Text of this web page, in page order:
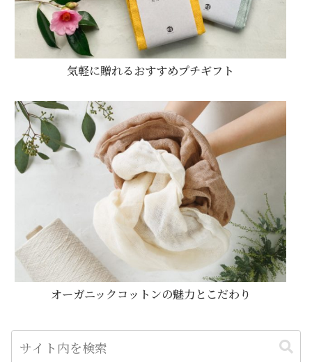
気軽に贈れるおすすめプチギフト
オーガニックコットンの魅力とこだわり